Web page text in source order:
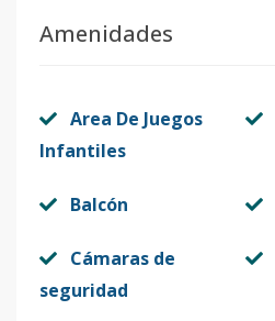
Amenidades
Area De Juegos
Infantiles
Balcón
Cámaras de
seguridad